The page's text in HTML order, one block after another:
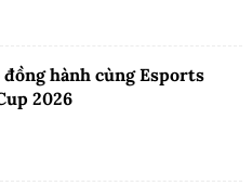
đồng hành cùng Esports
2026